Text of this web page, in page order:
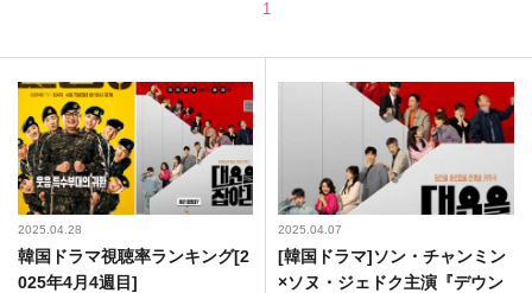
1
2025.04.28
韓国ドラマ視聴率ランキング[2
025年4月4週目]
2025.04.07
[韓国ドラマ]ソン・チャンミン
×ソヌ・ジェドク主演『デウン